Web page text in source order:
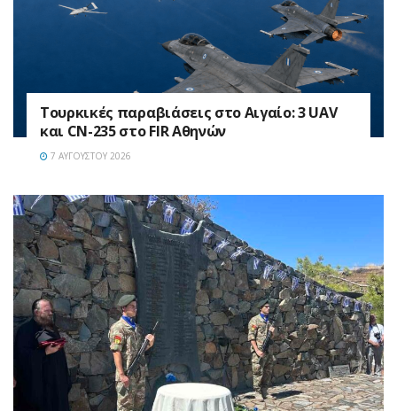
Τουρκικές παραβιάσεις στο Αιγαίο: 3 UAV
και CN-235 στο FIR Αθηνών
7 ΑΥΓΟΎΣΤΟΥ 2026